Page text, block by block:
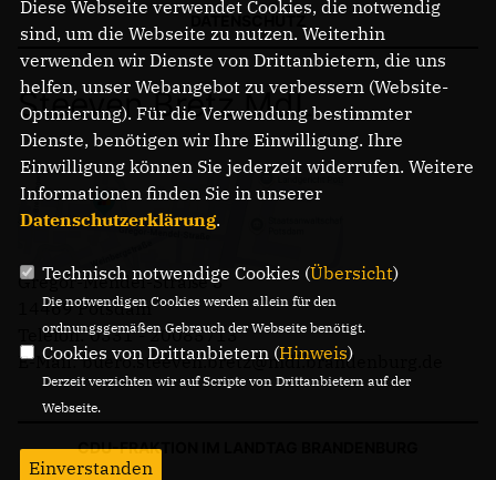
Steeven Bretz MdL
Gregor-Mendel-Straße 3
14469 Potsdam
Telefon: 0331 - 20085713
E-Mail: buero.steeven.bretz@mdl.brandenburg.de
CDU-FRAKTION IM LANDTAG BRANDENBURG
Diese Webseite verwendet Cookies, die notwendig
sind, um die Webseite zu nutzen. Weiterhin
verwenden wir Dienste von Drittanbietern, die uns
helfen, unser Webangebot zu verbessern (Website-
Optmierung). Für die Verwendung bestimmter
Dienste, benötigen wir Ihre Einwilligung. Ihre
Einwilligung können Sie jederzeit widerrufen. Weitere
Informationen finden Sie in unserer
Datenschutzerklärung.
Technisch notwendige Cookies (Übersicht)
Die notwendigen Cookies werden allein für den
ordnungsgemäßen Gebrauch der Webseite benötigt.
Cookies von Drittanbietern (Hinweis)
Derzeit verzichten wir auf Scripte von Drittanbietern auf der
Webseite.
Einverstanden